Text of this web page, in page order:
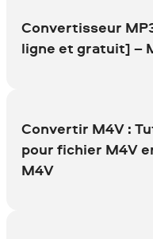
Convertisseur
ligne et gratuit] –
Convertir M4V :
pour fichier M4V
M4V